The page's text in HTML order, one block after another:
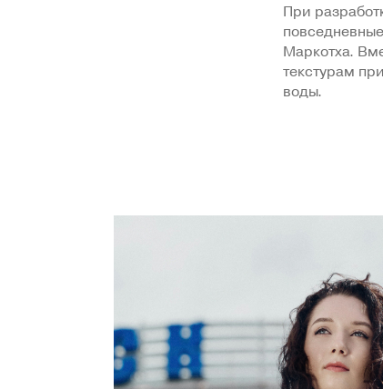
При
Маркотха.
текстурам
воды.